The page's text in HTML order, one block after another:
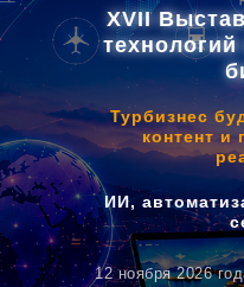
XVII
12 ноября 2026
Турбизнес
контент и
ИИ,